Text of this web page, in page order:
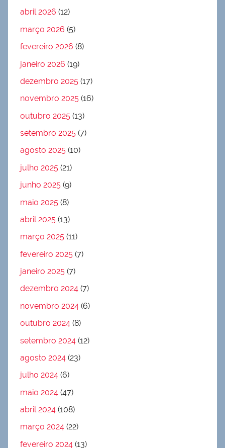
abril 2026 (12)
março 2026 (5)
fevereiro 2026 (8)
janeiro 2026 (19)
dezembro 2025 (17)
novembro 2025 (16)
outubro 2025 (13)
setembro 2025 (7)
agosto 2025 (10)
julho 2025 (21)
junho 2025 (9)
maio 2025 (8)
abril 2025 (13)
março 2025 (11)
fevereiro 2025 (7)
janeiro 2025 (7)
dezembro 2024 (7)
novembro 2024 (6)
outubro 2024 (8)
setembro 2024 (12)
agosto 2024 (23)
julho 2024 (6)
maio 2024 (47)
abril 2024 (108)
março 2024 (22)
fevereiro 2024 (13)